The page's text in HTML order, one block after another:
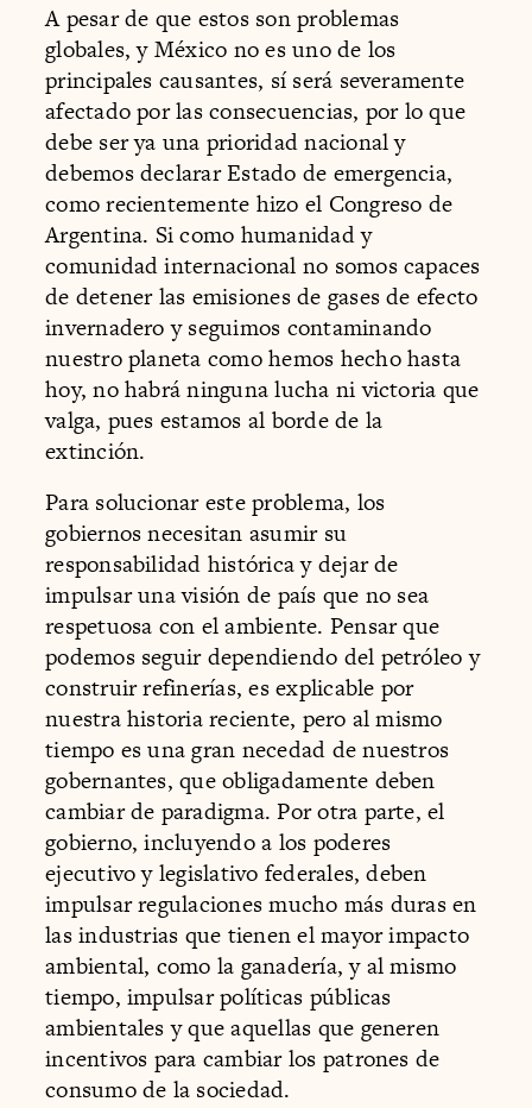
A pesar de que estos son problemas
globales, y México no es uno de los
principales causantes, sí será severamente
afectado por las consecuencias, por lo que
debe ser ya una prioridad nacional y
debemos declarar Estado de emergencia,
como recientemente hizo el Congreso de
Argentina. Si como humanidad y
comunidad internacional no somos capaces
de detener las emisiones de gases de efecto
invernadero y seguimos contaminando
nuestro planeta como hemos hecho hasta
hoy, no habrá ninguna lucha ni victoria que
valga, pues estamos al borde de la
extinción.
Para solucionar este problema, los
gobiernos necesitan asumir su
responsabilidad histórica y dejar de
impulsar una visión de país que no sea
respetuosa con el ambiente. Pensar que
podemos seguir dependiendo del petróleo y
construir refinerías, es explicable por
nuestra historia reciente, pero al mismo
tiempo es una gran necedad de nuestros
gobernantes, que obligadamente deben
cambiar de paradigma. Por otra parte, el
gobierno, incluyendo a los poderes
ejecutivo y legislativo federales, deben
impulsar regulaciones mucho más duras en
las industrias que tienen el mayor impacto
ambiental, como la ganadería, y al mismo
tiempo, impulsar políticas públicas
ambientales y que aquellas que generen
incentivos para cambiar los patrones de
consumo de la sociedad.